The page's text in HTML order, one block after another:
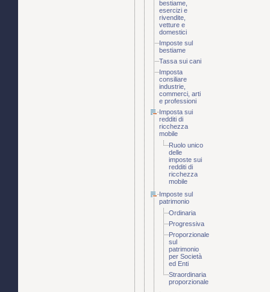
bestiame,
esercizi e
rivendite,
vetture e
domestici
Imposte sul
bestiame
Tassa sui cani
Imposta
consiliare
industrie,
commerci, arti
e professioni
Imposta sui
redditi di
ricchezza
mobile
Ruolo unico
delle
imposte sui
redditi di
ricchezza
mobile
Imposte sul
patrimonio
Ordinaria
Progressiva
Proporzionale
sul
patrimonio
per Società
ed Enti
Straordinaria
proporzionale